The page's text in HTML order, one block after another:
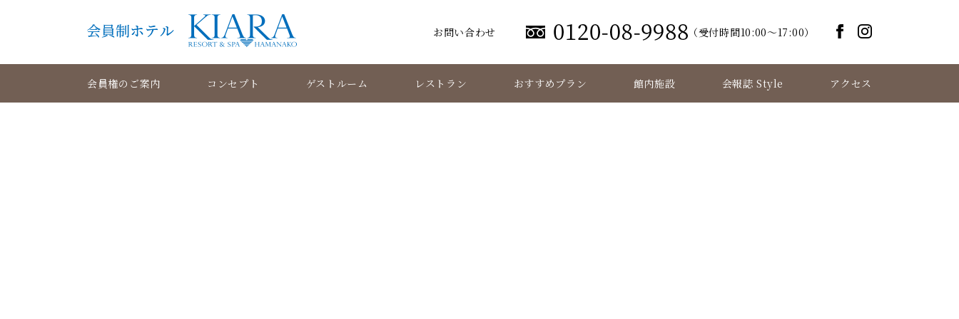
お問い合わせ （受付時間10:00～17:00）
会員権のご案内 コンセプト ゲストルーム レストラン おすすめプラン 館内施設 会報誌 Style アクセス